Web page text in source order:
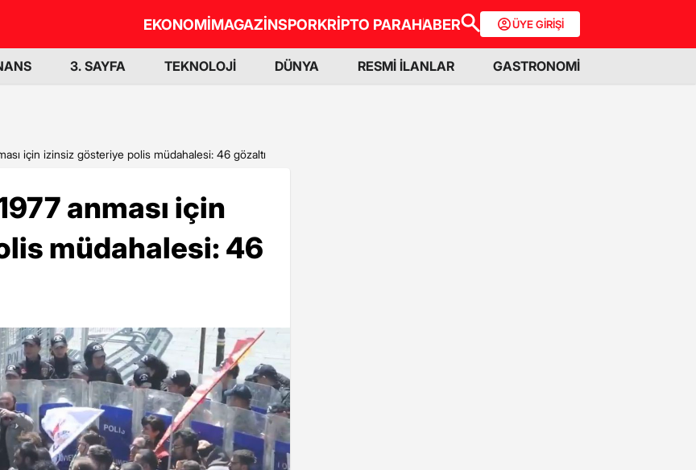
EKONOMİMAGAZİNSPORKRİPTO PARAHABER ÜYE GİRİŞİ
3. SAYFA TEKNOLOJİ DÜNYA RESMİ İLANLAR GASTRONOMİ
için izinsiz gösteriye polis müdahalesi: 46 gözaltı
anması için
müdahalesi: 46